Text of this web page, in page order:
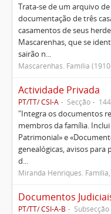
Trata-se de um arquivo
documentação de três
casamentos de seus
Mascarenhas, que se
sairão n...
Mascarenhas. Família
Actividade Privada
PT/TT/ CSI-A Secção
"Integra os documentos
membros da família.
Patrimonial» e
genealógicas, avisos
d...
Miranda Henriques.
Documentos
PT/TT/ CSI-A-B Subsecção